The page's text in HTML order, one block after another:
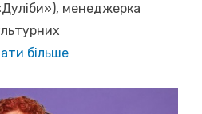
менеджерка
більше